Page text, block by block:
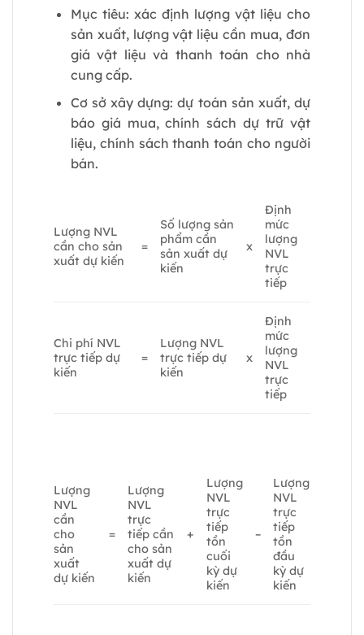
Mục tiêu: xác định lượng vật liệu cho
sản xuất, lượng vật liệu cần mua, đơn
giá vật liệu và thanh toán cho nhà
cung cấp.
Cơ sở xây dựng: dự toán sản xuất, dự
báo giá mua, chính sách dự trữ vật
liệu, chính sách thanh toán cho người
bán.
Lượng NVL
cần cho sản
xuất dự kiến
=
Số lượng sản
phẩm cần
sản xuất dự
kiến
x
Định
mức
lượng
NVL
trực
tiếp
Chi phí NVL
trực tiếp dự
kiến
=
Lượng NVL
trực tiếp dự
kiến
x
Định
mức
lượng
NVL
trực
tiếp
Lượng
NVL
cần
cho
sản
xuất
dự kiến
=
Lượng
NVL
trực
tiếp cần
cho sản
xuất dự
kiến
+
Lượng
NVL
trực
tiếp
tồn
cuối
kỳ dự
kiến
–
Lượng
NVL
trực
tiếp
tồn
đầu
kỳ dự
kiến